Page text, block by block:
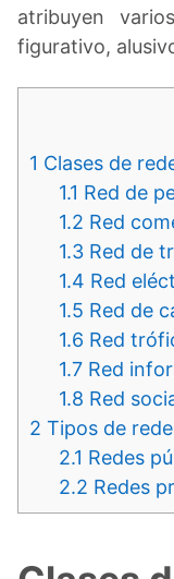
atribuyen
figurativo,
1 Clases de
1.1 Red de
1.2 Red
1.3 Red de
1.4 Red
1.5 Red de
1.6 Red
1.7 Red
1.8 Red
2 Tipos de
2.1 Redes
2.2 Redes